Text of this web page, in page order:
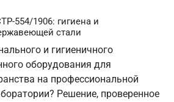
554/1906: гигиена и
стали
и гигиеничного
оборудования для
на профессиональной
Решение, проверенное